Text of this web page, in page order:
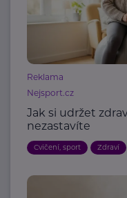
Reklama
Nejsport.cz
Jak si udržet
nezastavíte
Cvičení, sport Zdraví